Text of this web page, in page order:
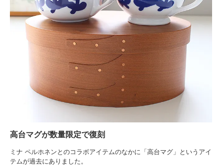
高台マグが数量限定で復刻
ミナ ペルホネンとのコラボアイテムのなかに「高台マグ」というアイ
テムが過去にありました。